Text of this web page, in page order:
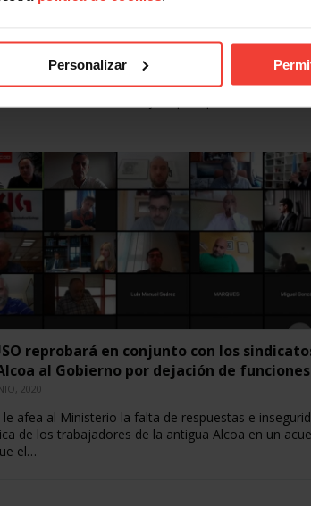
Personalizar
2020
de trabajadores de Nissan-Barcelona cierran tres
movilizaciones en Cantabria y liderarán una gran
reprobará en conjunto con los
al Gobierno por dejación de funciones
2020
le afea al Ministerio la falta de respuestas e
de los trabajadores de la antigua Alcoa en un
el…